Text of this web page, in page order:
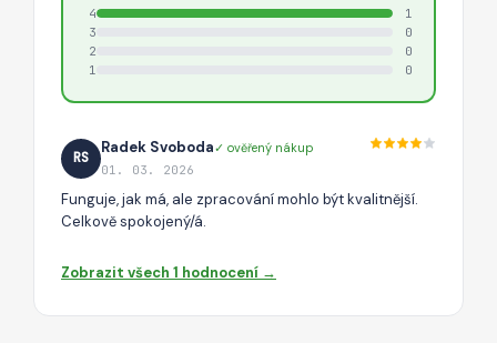
4
1
3
0
2
0
1
0
RS
Radek Svoboda✓ ověřený nákup
01. 03. 2026
Funguje, jak má, ale zpracování mohlo být kvalitnější.
Celkově spokojený/á.
Zobrazit všech 1 hodnocení →